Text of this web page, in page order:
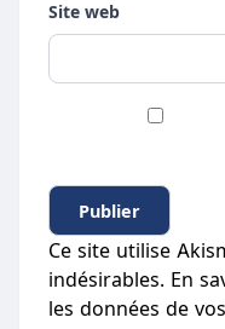
Site web
Ce site utilise
indésirables. En
les données de